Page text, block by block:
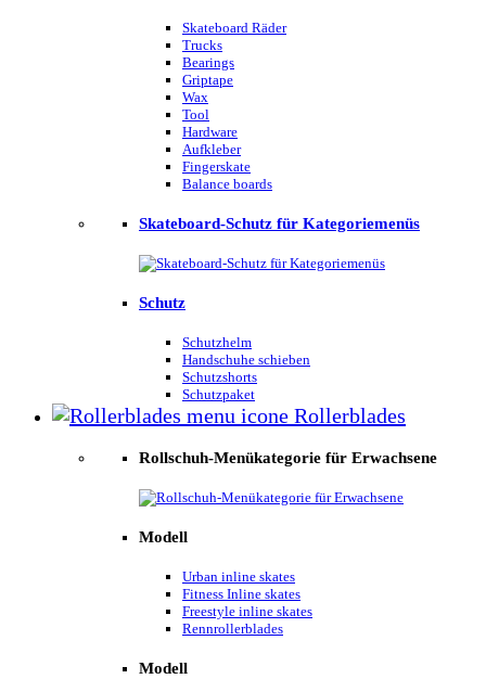
Skateboard Räder
Trucks
Bearings
Griptape
Wax
Tool
Hardware
Aufkleber
Fingerskate
Balance boards
Skateboard-Schutz für Kategoriemenüs
Schutz
Schutzhelm
Handschuhe schieben
Schutzshorts
Schutzpaket
Rollerblades
Rollschuh-Menükategorie für Erwachsene
Modell
Urban inline skates
Fitness Inline skates
Freestyle inline skates
Rennrollerblades
Modell